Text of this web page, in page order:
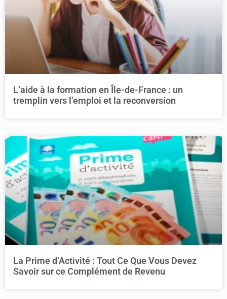
L’aide à la formation en Île-de-France : un
tremplin vers l’emploi et la reconversion
La Prime d’Activité : Tout Ce Que Vous Devez
Savoir sur ce Complément de Revenu